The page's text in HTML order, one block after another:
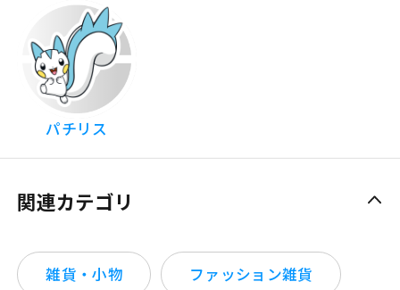
パチリス
関連カテゴリ
雑貨・小物 ファッション雑貨